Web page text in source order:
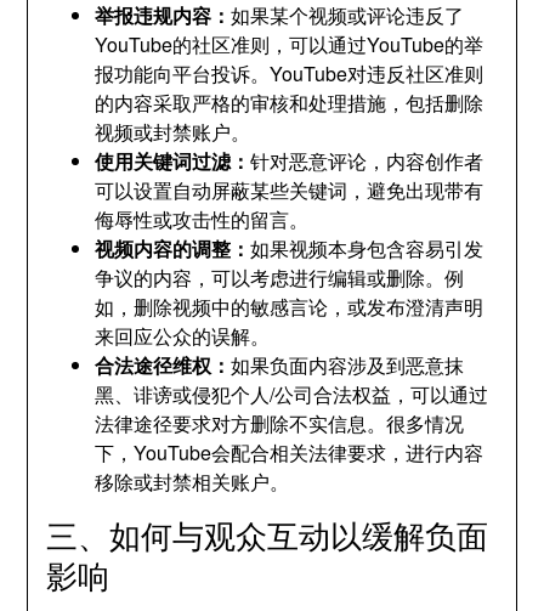
举报违规内容：如果某个视频或评论违反了
YouTube的社区准则，可以通过YouTube的举
报功能向平台投诉。YouTube对违反社区准则
的内容采取严格的审核和处理措施，包括删除
视频或封禁账户。
使用关键词过滤：针对恶意评论，内容创作者
可以设置自动屏蔽某些关键词，避免出现带有
侮辱性或攻击性的留言。
视频内容的调整：如果视频本身包含容易引发
争议的内容，可以考虑进行编辑或删除。例
如，删除视频中的敏感言论，或发布澄清声明
来回应公众的误解。
合法途径维权：如果负面内容涉及到恶意抹
黑、诽谤或侵犯个人/公司合法权益，可以通过
法律途径要求对方删除不实信息。很多情况
下，YouTube会配合相关法律要求，进行内容
移除或封禁相关账户。
三、如何与观众互动以缓解负面
影响